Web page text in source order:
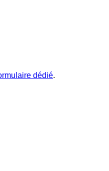
dédié.